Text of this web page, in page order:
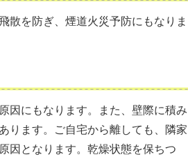
散を防ぎ、煙道火災予防にもなりま
因にもなります。また、壁際に積み
ります。ご自宅から離しても、隣家
因となります。乾燥状態を保ちつ